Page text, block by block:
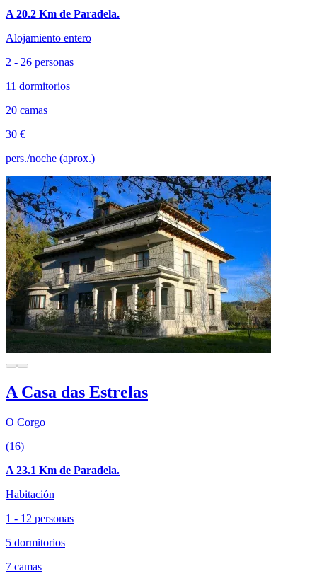
A 20.2 Km de Paradela.
Alojamiento entero
2 - 26 personas
11 dormitorios
20 camas
30 €
pers./noche (aprox.)
A Casa das Estrelas
O Corgo
(16)
A 23.1 Km de Paradela.
Habitación
1 - 12 personas
5 dormitorios
7 camas